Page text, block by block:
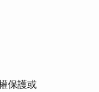
保護或